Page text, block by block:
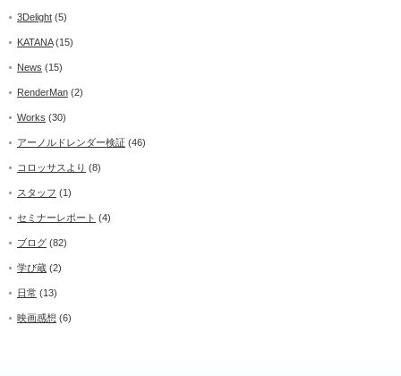
3Delight (5)
KATANA(15)
News (15)
RenderMan (2)
Works (30)
アーノルドレンダー検証 (46)
コロッサスより (8)
スタッフ (1)
セミナーレポート (4)
ブログ (82)
学び蔵 (2)
日常 (13)
映画感想 (6)